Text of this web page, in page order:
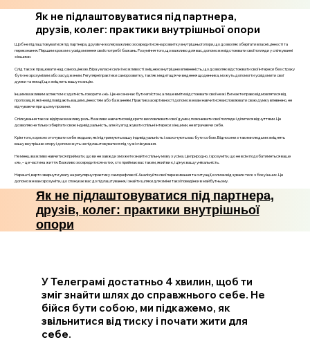
Як не підлаштовуватися під партнера,
друзів, колег: практики внутрішньої опори
Щоб не підлаштовуватися під партнера, друзів чи колег, важливо зосередитися на розвитку внутрішньої опори, що дозволяє зберігати власні цінності та
переконання. Першим кроком є усвідомлення своїх потреб і бажань. Розуміння того, що важливо для вас, допоможе відстоювати свої погляди у спілкуванні
з іншими.
Слід також працювати над самооцінкою. Віра у власні сили і можливості зміцнює внутрішню впевненість, що дозволяє відстоювати свої інтереси без страху
бути не зрозумілим або засудженим. Регулярні практики саморозвитку, такі як медитація чи ведення щоденника, можуть допомогти усвідомити свої
думки та емоції, що зміцнить вашу позицію.
Іншим важливим аспектом є здатність говорити «ні». Це не означає бути егоїстом, а лише вміти відстоювати свої межі. Ви маєте право відмовлятися від
пропозицій, які не відповідають вашим цінностям або бажанням. Практика асертивності допоможе вам навчитися висловлювати свою думку впевнено, не
відчуваючи при цьому провини.
Спілкування також відіграє важливу роль. Важливо навчитися відкрито висловлювати свої думки, пояснювати свої погляди і ділитися відчуттями. Це
дозволяє не тільки зберігати свою індивідуальність, але й узгоджувати спільні інтереси з іншими, не втрачаючи себе.
Крім того, корисно оточувати себе людьми, які підтримують вашу індивідуальність і заохочують вас бути собою. Відносини з такими людьми зміцнять
вашу внутрішню опору і допоможуть не підлаштовуватися під чужі очікування.
Не менш важливо навчитися приймати, що ви не завжди зможете знайти спільну мову з усіма. Це природно, і зрозуміти, що не всім подобатиметься ваше
«я», – це частина життя. Важливо зосередитися на тих, хто приймає вас таким, який ви є, і цінує вашу унікальність.
Нарешті, варто звернути увагу на регулярну практику саморефлексії. Аналізуйте свої переживання та ситуації, коли ви відчували тиск з боку інших. Це
допоможе вам зрозуміти, що спонукає вас до підлаштування, і знайти шляхи для зміни такої поведінки в майбутньому.
Як не підлаштовуватися під партнера,
друзів, колег: практики внутрішньої
опори
У Телеграмі достатньо 4 хвилин, щоб ти
зміг знайти шлях до справжнього себе. Не
бійся бути собою, ми підкажемо, як
звільнитися від тиску і почати жити для
себе.